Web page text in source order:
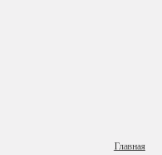
Главная